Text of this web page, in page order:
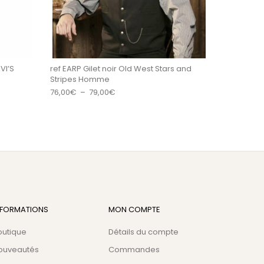
ref EARP Gilet noir Old West Stars and
Stripes Homme
76,00€ – 79,00€
MON COMPTE
Détails du compte
Commandes